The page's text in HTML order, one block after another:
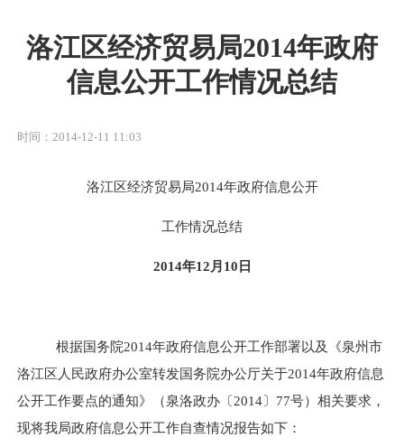
洛江区经济贸易局2014年政府
信息公开工作情况总结
时间：2014-12-11 11:03
洛江区经济贸易局2014年政府信息公开
工作情况总结
2014年12 月 10 日
根据国务院2014年政府信息公开工作部署以及《泉州市
洛江区人民政府办公室转发国务院办公厅关于2014年政府信息
公开工作要点的通知》（泉洛政办〔2014〕 77号）相关要求，
现将我局政府信息公开工作自查情况报告如下：